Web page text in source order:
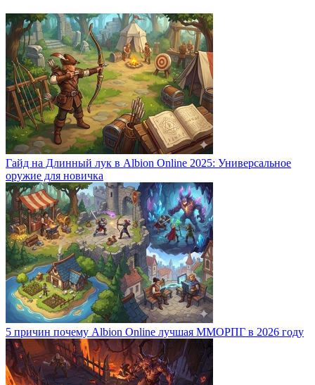
Гайд на Длинный лук в Albion Online 2025: Универсальное
оружие для новичка
5 причин почему Albion Online лучшая ММОРПГ в 2026 году